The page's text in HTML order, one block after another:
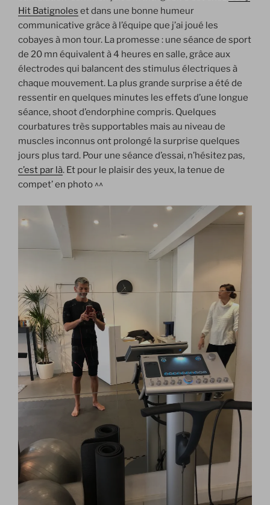
Hit Batignoles et dans une bonne humeur
communicative grâce à l’équipe que j’ai joué les
cobayes à mon tour. La promesse : une séance de sport
de 20 mn équivalent à 4 heures en salle, grâce aux
électrodes qui balancent des stimulus électriques à
chaque mouvement. La plus grande surprise a été de
ressentir en quelques minutes les effets d’une longue
séance, shoot d’endorphine compris. Quelques
courbatures très supportables mais au niveau de
muscles inconnus ont prolongé la surprise quelques
jours plus tard. Pour une séance d’essai, n’hésitez pas,
c’est par là. Et pour le plaisir des yeux, la tenue de
compet’ en photo ^^